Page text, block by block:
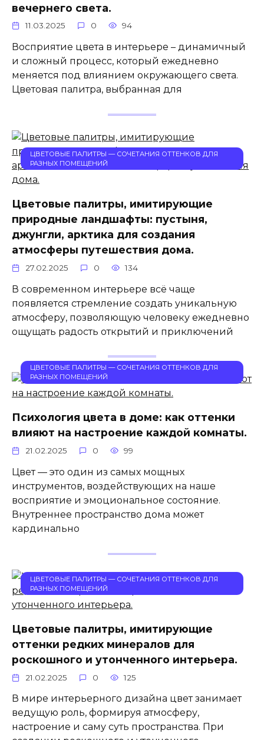
вечернего света.
11.03.2025 0 94
Восприятие цвета в интерьере – динамичный
и сложный процесс, который ежедневно
меняется под влиянием окружающего света.
Цветовая палитра, выбранная для
ЦВЕТОВЫЕ ПАЛИТРЫ — СОЧЕТАНИЯ ОТТЕНКОВ ДЛЯ
РАЗНЫХ ПОМЕЩЕНИЙ
Цветовые палитры, имитирующие
природные ландшафты: пустыня,
джунгли, арктика для создания
атмосферы путешествия дома.
27.02.2025 0 134
В современном интерьере всё чаще
появляется стремление создать уникальную
атмосферу, позволяющую человеку ежедневно
ощущать радость открытий и приключений
ЦВЕТОВЫЕ ПАЛИТРЫ — СОЧЕТАНИЯ ОТТЕНКОВ ДЛЯ
РАЗНЫХ ПОМЕЩЕНИЙ
Психология цвета в доме: как оттенки
влияют на настроение каждой комнаты.
21.02.2025 0 99
Цвет — это один из самых мощных
инструментов, воздействующих на наше
восприятие и эмоциональное состояние.
Внутреннее пространство дома может
кардинально
ЦВЕТОВЫЕ ПАЛИТРЫ — СОЧЕТАНИЯ ОТТЕНКОВ ДЛЯ
РАЗНЫХ ПОМЕЩЕНИЙ
Цветовые палитры, имитирующие
оттенки редких минералов для
роскошного и утонченного интерьера.
21.02.2025 0 125
В мире интерьерного дизайна цвет занимает
ведущую роль, формируя атмосферу,
настроение и саму суть пространства. При